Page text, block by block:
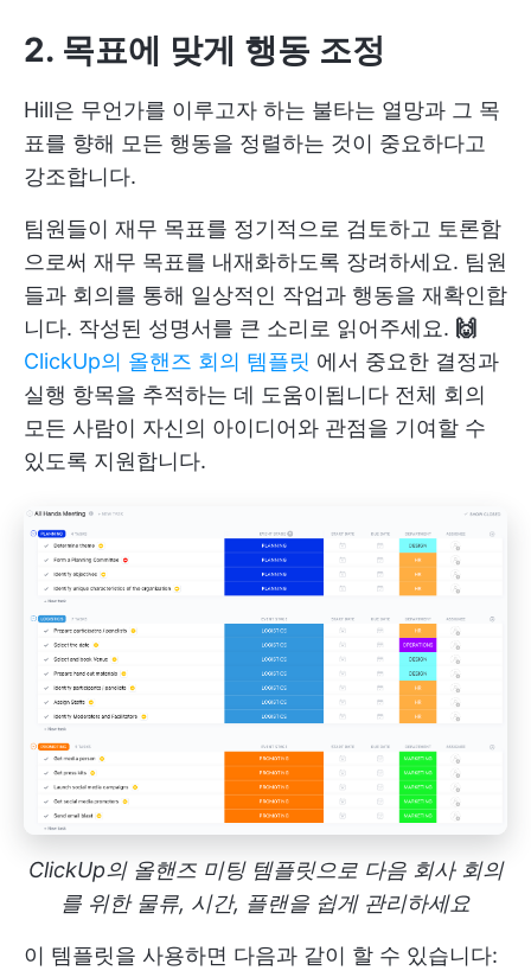
2. 목표에 맞게 행동 조정
Hill은 무언가를 이루고자 하는 불타는 열망과 그 목
표를 향해 모든 행동을 정렬하는 것이 중요하다고
강조합니다.
팀원들이 재무 목표를 정기적으로 검토하고 토론함
으로써 재무 목표를 내재화하도록 장려하세요. 팀원
들과 회의를 통해 일상적인 작업과 행동을 재확인합
니다. 작성된 성명서를 큰 소리로 읽어주세요. 🙌
ClickUp의 올핸즈 회의 템플릿 에서 중요한 결정과
실행 항목을 추적하는 데 도움이됩니다 전체 회의
모든 사람이 자신의 아이디어와 관점을 기여할 수
있도록 지원합니다.
ClickUp의 올핸즈 미팅 템플릿으로 다음 회사 회의
를 위한 물류, 시간, 플랜을 쉽게 관리하세요
이 템플릿을 사용하면 다음과 같이 할 수 있습니다: